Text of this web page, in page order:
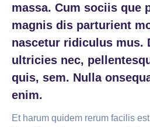
massa. Cum sociis que
magnis dis parturient
nascetur ridiculus mus.
ultricies nec,
quis, sem. Nulla
enim.
Et harum quidem rerum facilis